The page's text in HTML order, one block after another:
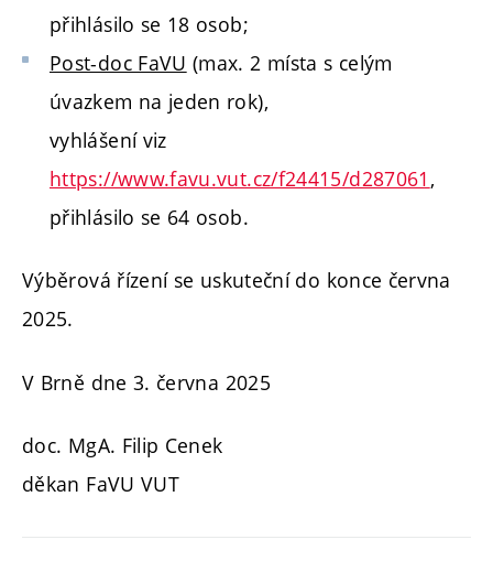
přihlásilo se 18 osob;
Post-doc FaVU (max. 2 místa s celým
úvazkem na jeden rok),
vyhlášení viz
https://www.favu.vut.cz/f24415/d287061 ,
přihlásilo se 64 osob.
Výběrová řízení se uskuteční do konce června
2025.
V Brně dne 3. června 2025
doc. MgA. Filip Cenek
děkan FaVU VUT